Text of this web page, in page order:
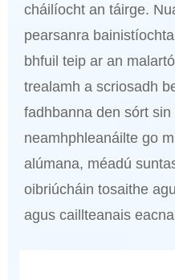
cháilíocht an táirge.
pearsanra
bhfuil teip ar an
trealamh a scriosadh
fadhbanna den sórt sin
neamhphleanáilte go
alúmana, méadú
oibriúcháin tosaithe
agus caillteanais